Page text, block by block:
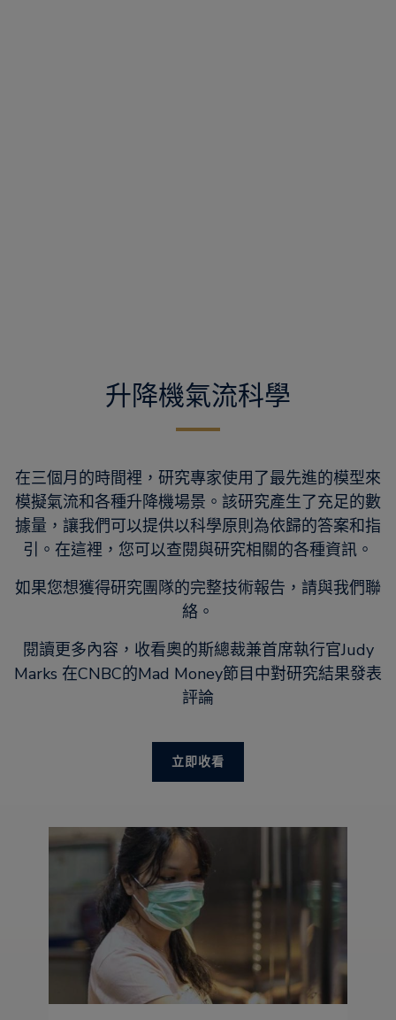
升降機氣流科學
在三個月的時間裡，研究專家使用了最先進的模型來
模擬氣流和各種升降機場景。該研究產生了充足的數
據量，讓我們可以提供以科學原則為依歸的答案和指
引。在這裡，您可以查閱與研究相關的各種資訊。
如果您想獲得研究團隊的完整技術報告，請與我們聯
絡。
閱讀更多內容，收看奧的斯總裁兼首席執行官Judy
Marks 在CNBC的Mad Money節目中對研究結果發表
評論
立即收看